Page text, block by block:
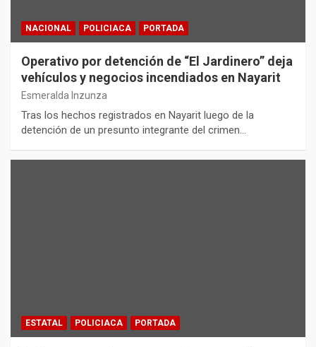
NACIONAL POLICIACA PORTADA
Operativo por detención de “El Jardinero” deja
vehículos y negocios incendiados en Nayarit
Esmeralda Inzunza
Tras los hechos registrados en Nayarit luego de la
detención de un presunto integrante del crimen…
ESTATAL POLICIACA PORTADA